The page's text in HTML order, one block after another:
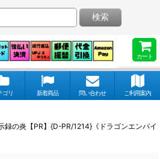
カート
検索
ゴリ 新着商品 問い合わせ ご利用案内
の炎【PR】{D-PR/1214}《ドラゴンエンパイ